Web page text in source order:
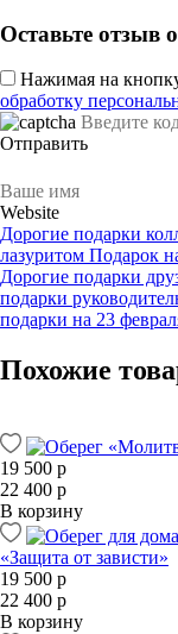
Оставьте отзыв
Нажимая на
обработку
Отправить
Website
Дорогие подарки
лазуритом Подарок
Дорогие подарки
подарки
подарки на 23
Похожие
19 500 р
22 400 р
В корзину
«Защита от зависти»
19 500 р
22 400 р
В корзину